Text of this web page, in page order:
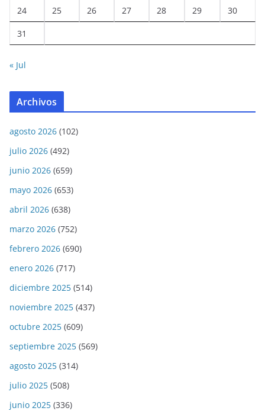
24 25 26 27 28 29 30
31
« Jul
Archivos
agosto 2026 (102)
julio 2026 (492)
junio 2026 (659)
mayo 2026 (653)
abril 2026 (638)
marzo 2026 (752)
febrero 2026 (690)
enero 2026 (717)
diciembre 2025 (514)
noviembre 2025 (437)
octubre 2025 (609)
septiembre 2025 (569)
agosto 2025 (314)
julio 2025 (508)
junio 2025 (336)